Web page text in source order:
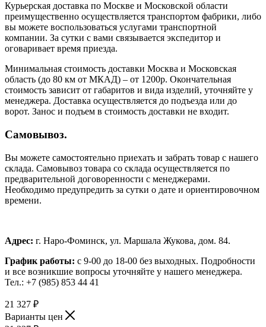
Курьерская доставка по Москве и Московской области
преимущественно осуществляется транспортом фабрики, либо
вы можете воспользоваться услугами транспортной
компании. За сутки с вами связывается экспедитор и
оговаривает время приезда.
Минимальная стоимость доставки Москва и Московская
область (до 80 км от МКАД) – от 1200р. Окончательная
стоимость зависит от габаритов и вида изделий, уточняйте у
менеджера. Доставка осуществляется до подъезда или до
ворот. Занос и подъем в стоимость доставки не входит.
Самовывоз.
Вы можете самостоятельно приехать и забрать товар с нашего
склада. Самовывоз товара со склада осуществляется по
предварительной договоренности с менеджерами.
Необходимо предупредить за сутки о дате и ориентировочном
времени.
Адрес: г. Наро-Фоминск, ул. Маршала Жукова, дом. 84.
График работы: с 9-00 до 18-00 без выходных. Подробности
и все возникшие вопросы уточняйте у нашего менеджера.
Тел.: +7 (985) 853 44 41
21 327 ₽
Варианты цен